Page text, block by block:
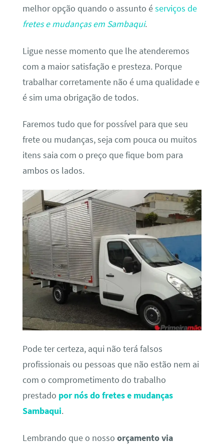
melhor opção quando o assunto éserviços de
fretes e mudanças em Sambaqui.
Ligue nesse momento que lhe atenderemos
com a maior satisfação e presteza. Porque
trabalhar corretamente não é uma qualidade e
é sim uma obrigação de todos.
Faremos tudo que for possível para que seu
frete ou mudanças, seja com pouca ou muitos
itens saia com o preço que fique bom para
ambos os lados.
Pode ter certeza, aqui não terá falsos
profissionais ou pessoas que não estão nem ai
com o comprometimento do trabalho
prestado por nós do fretes e mudanças
Sambaqui.
Lembrando que o nosso orçamento via